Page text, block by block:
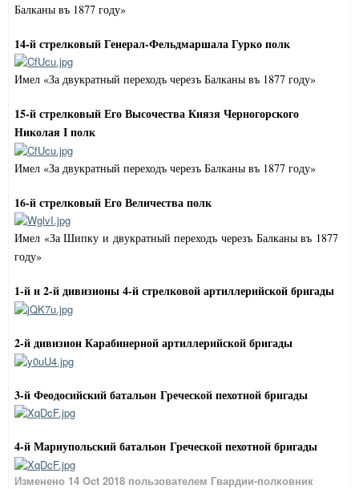
Балканы въ 1877 году»
14-й стрелковый Генерал-Фельдмаршала Гурко полк
Имел «За двукратный переходъ черезъ Балканы въ 1877 году»
15-й стрелковый Его Высочества Князя Черногорского
Николая I полк
Имел «За двукратный переходъ черезъ Балканы въ 1877 году»
16-й стрелковый Его Величества полк
Имел «За Шипку и двукратный переходъ черезъ Балканы въ 1877
году»
1-й и 2-й дивизионы 4-й стрелковой артиллерийской бригады
2-й дивизион Карабинерной артиллерийской бригады
3-й Феодосийский батальон Греческой пехотной бригады
4-й Мариупольский батальон Греческой пехотной бригады
Изменено 14 Oct 2018 пользователем Гвардии-полковник